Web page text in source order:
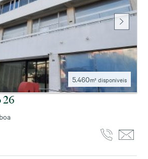
5.460m² disponíveis
26